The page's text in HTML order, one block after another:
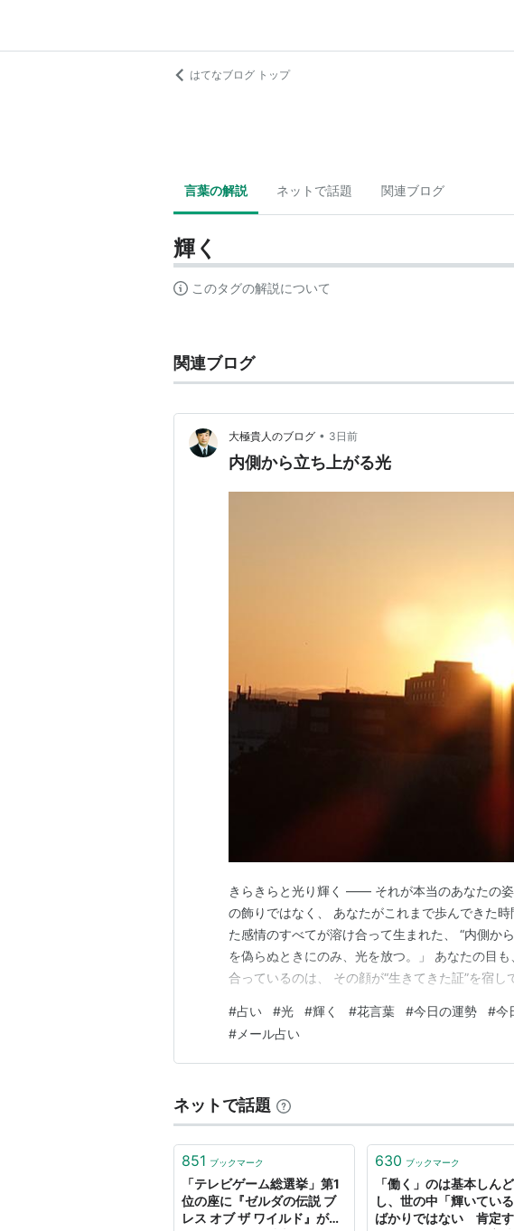
はてなブログ トップ
言葉の解説 ネットで話題 関連ブログ
輝く
このタグの解説について
関連ブログ
大極貴人のブログ • 3日前
内側から立ち上がる光
きらきらと光り輝く ―― それが本当のあなたの
の飾りではなく、 あなたがこれまで歩んできた
た感情のすべてが溶け合って生まれた、 “内側か
を偽らぬときにのみ、光を放つ。」 あなたの目
合っているのは、 その顔が“生きてきた証”を宿
が息づき、 あなたの魂が選んだ形が映し出されて
く、 そっと肯定し、 静かに…
#占い #光 #輝く #花言葉 #今日の運勢 #今
# メール占い
ネットで話題
851 ブックマーク
「テレビゲーム総選挙」第1
位の座に『ゼルダの伝説 ブ
レス オブ ザ ワイルド』が輝
630 ブックマーク
「働く」のは基本しん
し、世の中「輝いてい
ばかりではない 肯定す